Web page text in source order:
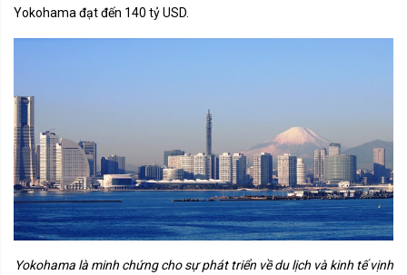
Yokohama đạt đến 140 tỷ USD.
Yokohama là minh chứng cho sự phát triển về du lịch và kinh tế vịnh